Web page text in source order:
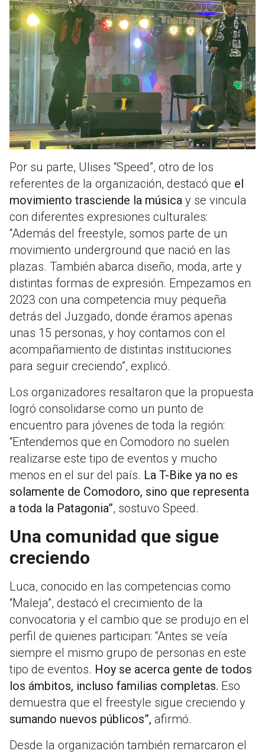
Por su parte, Ulises “Speed”, otro de los
referentes de la organización, destacó que el
movimiento trasciende la música y se vincula
con diferentes expresiones culturales:
“Además del freestyle, somos parte de un
movimiento underground que nació en las
plazas. También abarca diseño, moda, arte y
distintas formas de expresión. Empezamos en
2023 con una competencia muy pequeña
detrás del Juzgado, donde éramos apenas
unas 15 personas, y hoy contamos con el
acompañamiento de distintas instituciones
para seguir creciendo”, explicó.
Los organizadores resaltaron que la propuesta
logró consolidarse como un punto de
encuentro para jóvenes de toda la región:
“Entendemos que en Comodoro no suelen
realizarse este tipo de eventos y mucho
menos en el sur del país. La T-Bike ya no es
solamente de Comodoro, sino que representa
a toda la Patagonia”, sostuvo Speed.
Una comunidad que sigue
creciendo
Luca, conocido en las competencias como
“Maleja”, destacó el crecimiento de la
convocatoria y el cambio que se produjo en el
perfil de quienes participan: “Antes se veía
siempre el mismo grupo de personas en este
tipo de eventos. Hoy se acerca gente de todos
los ámbitos, incluso familias completas. Eso
demuestra que el freestyle sigue creciendo y
sumando nuevos públicos”, afirmó.
Desde la organización también remarcaron el